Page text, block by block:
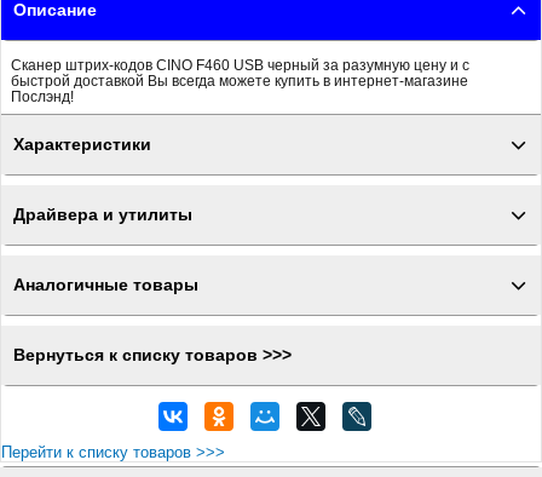
Описание
Сканер штрих-кодов CINO F460 USB черный за разумную цену и с
быстрой доставкой Вы всегда можете купить в интернет-магазине
Послэнд!
Характеристики
Драйвера и утилиты
Аналогичные товары
Вернуться к списку товаров >>>
Перейти к списку товаров >>>